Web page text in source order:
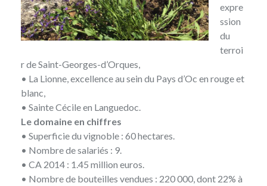
expre
ssion
du
terroi
r de Saint-Georges-d’Orques,
• La Lionne, excellence au sein du Pays d’Oc en rouge et
blanc,
• Sainte Cécile en Languedoc.
Le domaine en chiffres
• Superficie du vignoble : 60 hectares.
• Nombre de salariés : 9.
• CA 2014 : 1.45 million euros.
• Nombre de bouteilles vendues : 220 000, dont 22% à